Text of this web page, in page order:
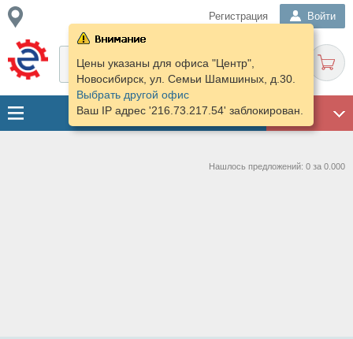
Регистрация Войти
ГАРАЖ
Цены указаны для офиса "Центр",
Новосибирск, ул. Семьи Шамшиных, д.30.
Выбрать другой офис
Ваш IP адрес '216.73.217.54' заблокирован.
Нашлось предложений: 0 за 0.000